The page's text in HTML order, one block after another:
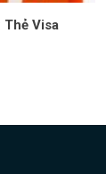
Thẻ Visa